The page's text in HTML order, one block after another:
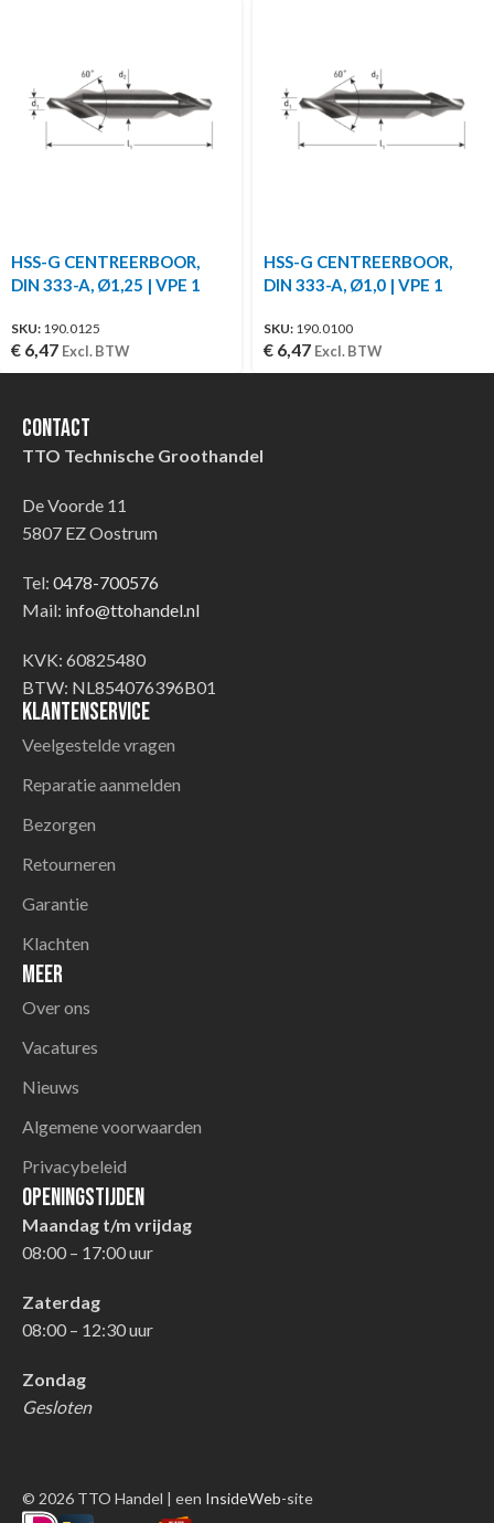
HSS-G CENTREERBOOR,
DIN 333-A, Ø1,25 | VPE 1
SKU: 190.0125
€ 6,47 Excl. BTW
HSS-G CENTREERBOOR,
DIN 333-A, Ø1,0 | VPE 1
SKU: 190.0100
€ 6,47 Excl. BTW
Contact
TTO Technische Groothandel
De Voorde 11
5807 EZ Oostrum
Tel: 0478-700576
Mail: info@ttohandel.nl
KVK: 60825480
BTW: NL854076396B01
Klantenservice
Veelgestelde vragen
Reparatie aanmelden
Bezorgen
Retourneren
Garantie
Klachten
Meer
Over ons
Vacatures
Nieuws
Algemene voorwaarden
Privacybeleid
Openingstijden
Maandag t/m vrijdag
08:00 – 17:00 uur
Zaterdag
08:00 – 12:30 uur
Zondag
Gesloten
© 2026 TTO Handel | een InsideWeb-site